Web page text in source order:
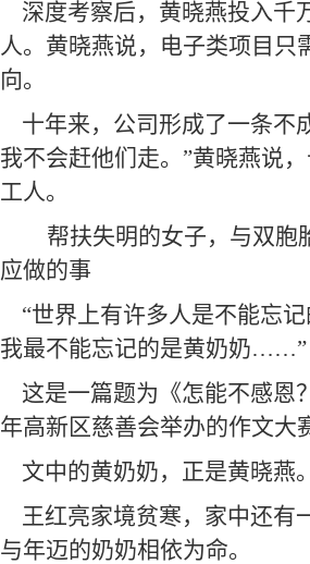
深度考察后，黄晓燕投入千
人。黄晓燕说，电子类项目
向。
十年来，公司形成了一条不
我不会赶他们走。”黄晓燕说
工人。
帮扶失明的女子，与双
应做的事
“世界上有许多人是不能忘
我最不能忘记的是黄奶奶……”
这是一篇题为《怎能不感恩
年高新区慈善会举办的作文大
文中的黄奶奶，正是黄晓燕。
王红亮家境贫寒，家中还有
与年迈的奶奶相依为命。